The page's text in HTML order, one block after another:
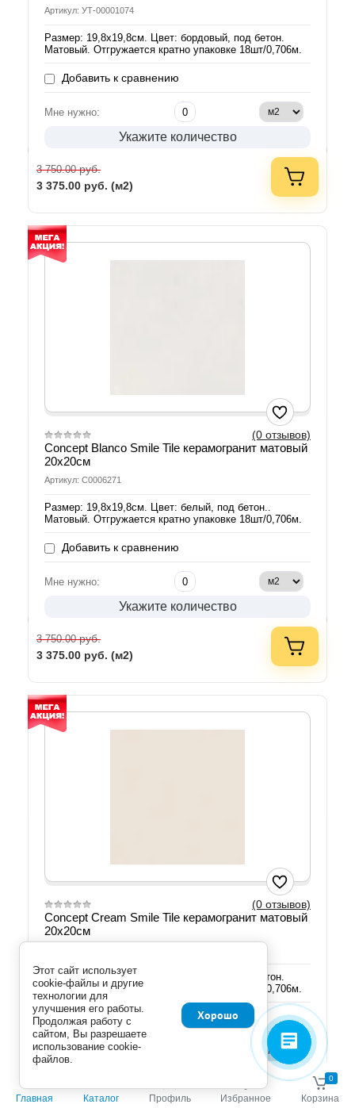
Артикул: УТ-00001074
Размер: 19,8х19,8см. Цвет: бордовый, под бетон.
Матовый. Отгружается кратно упаковке 18шт/0,706м.
Добавить к сравнению
Мне нужно:
Укажите количество
3 750.00руб.
3 375.00 руб. (м2)
(0 отзывов)
Concept Blanco Smile Tile керамогранит матовый
20х20см
Артикул: С0006271
Размер: 19,8х19,8см. Цвет: белый, под бетон..
Матовый. Отгружается кратно упаковке 18шт/0,706м.
Добавить к сравнению
Мне нужно:
Укажите количество
3 750.00руб.
3 375.00 руб. (м2)
(0 отзывов)
Concept Cream Smile Tile керамогранит матовый
20х20см
Размер: 19,8х19,8см. Цвет: кремовый, под бетон.
Матовый. Отгружается кратно упаковке 18шт/0,706м.
Добавить к сравнению
Мне нужно:
Главная Каталог Профиль Избранное
0
Корзина
Этот сайт использует
cookie-файлы и другие
технологии для
улучшения его работы.
Продолжая работу с
сайтом, Вы разрешаете
использование cookie-
файлов.
Хорошо